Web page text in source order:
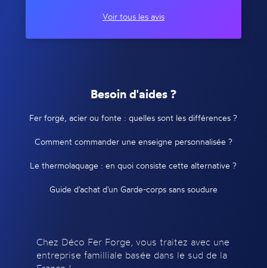
Voir tous les avis
Besoin d'aides ?
Fer forgé, acier ou fonte : quelles sont les différences ?
Comment commander une enseigne personnalisée ?
Le thermolaquage : en quoi consiste cette alternative ?
Guide d'achat d'un Garde-corps sans soudure
Chez Déco Fer Forge, vous traitez avec une
entreprise familliale basée dans le sud de la